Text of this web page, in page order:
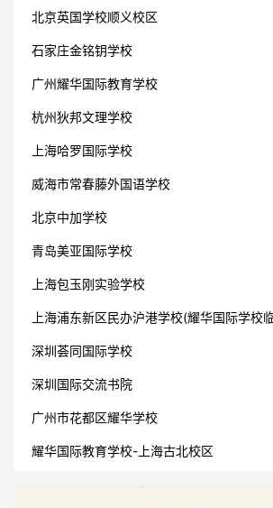
北京英国学校顺义校区
石家庄金铭钥学校
广州耀华国际教育学校
杭州狄邦文理学校
上海哈罗国际学校
威海市常春藤外国语学校
北京中加学校
青岛美亚国际学校
上海包玉刚实验学校
上海浦东新区民办沪港学校(耀华国际学校
深圳荟同国际学校
深圳国际交流书院
广州市花都区耀华学校
耀华国际教育学校-上海古北校区